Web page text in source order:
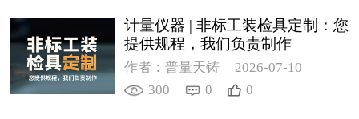
计量仪器 | 非标工装检具定制：您
提供规程，我们负责制作
作者：普量天铸
2026-07-10
300
0 0